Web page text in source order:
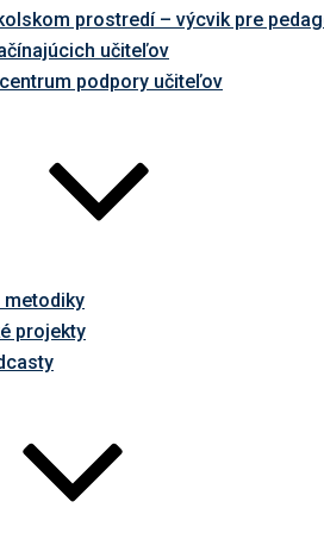
prostredí – výcvik pre
učiteľov
podpory učiteľov
metodiky
projekty